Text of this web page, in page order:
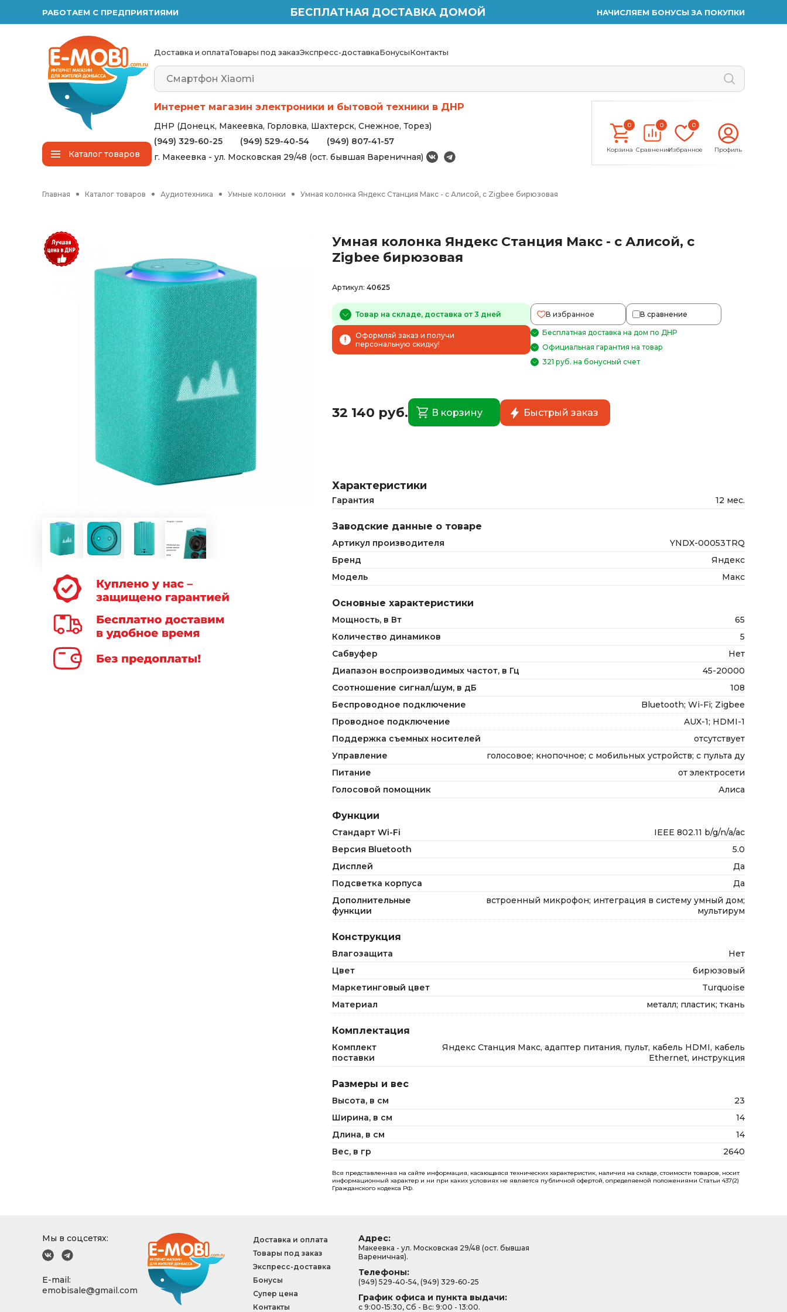
РАБОТАЕМ С ПРЕДПРИЯТИЯМИ БЕСПЛАТНАЯ ДОСТАВКА ДОМОЙ НАЧИСЛЯЕМ БОНУСЫ ЗА ПОКУПКИ
Каталогтоваров
Доставка и оплатаТовары под заказЭкспресс-доставкаБонусыКонтакты
Интернет магазин электроники и бытовой техники в ДНР
ДНР (Донецк, Макеевка, Горловка, Шахтерск, Снежное, Торез)
(949) 329-60-25
(949) 529-40-54
(949) 807-41-57
г. Макеевка - ул. Московская 29/48 (ост. бывшая Вареничная)
0
Корзина
0
Сравнение
0
Избранное Профиль
Главная Каталог товаров Аудиотехника Умные колонки Умная колонка Яндекс Станция Макс - с Алисой, с Zigbee бирюзовая
Умная колонка Яндекс Станция Макс - с Алисой, с
Zigbee бирюзовая
Артикул: 40625
Товар на складе, доставка от 3 дней В избранное В сравнение
Оформляй заказ и получи
персональную скидку!
Бесплатная доставка на дом по ДНР
Официальная гарантия на товар
321 руб. на бонусный счет
32 140 руб. В корзину Быстрый заказ
Характеристики
Гарантия 12 мес.
Заводские данные о товаре
Артикул производителя
YNDX-00053TRQ
Бренд
Яндекс
Модель
Макс
Основные характеристики
Мощность, в Вт
65
Количество динамиков
5
Сабвуфер
Нет
Диапазон воспроизводимых частот, в Гц
45-20000
Соотношение сигнал/шум, в дБ
108
Беспроводное подключение
Bluetooth; Wi-Fi; Zigbee
Проводное подключение
AUX-1; HDMI-1
Поддержка съемных носителей
отсутствует
Управление
голосовое; кнопочное; с мобильных устройств; с пульта ду
Питание
от электросети
Голосовой помощник
Алиса
Функции
Стандарт Wi-Fi
IEEE 802.11 b/g/n/a/ac
Версия Bluetooth
5.0
Дисплей
Да
Подсветка корпуса
Да
Дополнительные
функции
встроенный микрофон; интеграция в систему умный дом;
мультирум
Конструкция
Влагозащита
Нет
Цвет
бирюзовый
Маркетинговый цвет
Turquoise
Материал
металл; пластик; ткань
Комплектация
Комплект
поставки
Яндекс Станция Макс, адаптер питания, пульт, кабель HDMI, кабель
Ethernet, инструкция
Размеры и вес
Высота, в см
23
Ширина, в см
14
Длина, в см
14
Вес, в гр
2640
Вся представленная на сайте информация, касающаяся технических характеристик, наличия на складе, стоимости товаров, носит
информационный характер и ни при каких условиях не является публичной офертой, определяемой положениями Статьи 437(2)
Гражданского кодекса РФ.
Мы в соцсетях:
E-mail:
emobisale@gmail.com
Доставка и оплата
Товары под заказ
Экспресс-доставка
Бонусы
Супер цена
Контакты
Адрес:
Макеевка - ул. Московская 29/48 (ост. бывшая
Вареничная).
Телефоны:
(949) 529-40-54, (949) 329-60-25
График офиса и пункта выдачи:
с 9:00-15:30, Сб - Вс: 9:00 - 13:00.